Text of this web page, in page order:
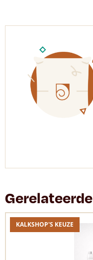
KALKSHOP'S KEUZE